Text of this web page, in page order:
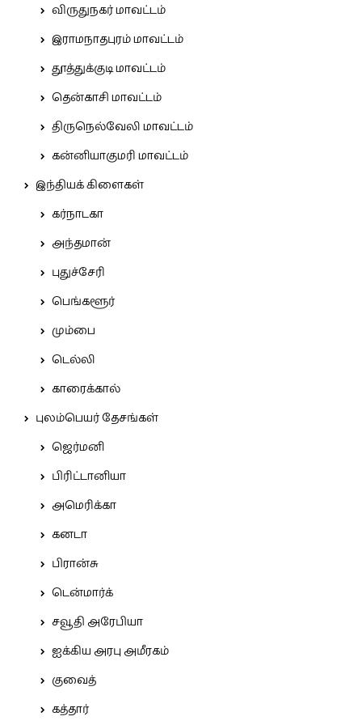
விருதுநகர் மாவட்டம்
இராமநாதபுரம் மாவட்டம்
தூத்துக்குடி மாவட்டம்
தென்காசி மாவட்டம்
திருநெல்வேலி மாவட்டம்
கன்னியாகுமரி மாவட்டம்
இந்தியக் கிளைகள்
கர்நாடகா
அந்தமான்
புதுச்சேரி
பெங்களூர்
மும்பை
டெல்லி
காரைக்கால்
புலம்பெயர் தேசங்கள்
ஜெர்மனி
பிரிட்டானியா
அமெரிக்கா
கனடா
பிரான்சு
டென்மார்க்
சவூதி அரேபியா
ஐக்கிய அரபு அமீரகம்
குவைத்
கத்தார்